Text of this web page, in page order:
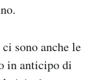
sono anche le
in anticipo di